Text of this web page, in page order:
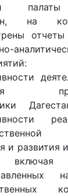
палаты
на
отчеты
и развития
включая